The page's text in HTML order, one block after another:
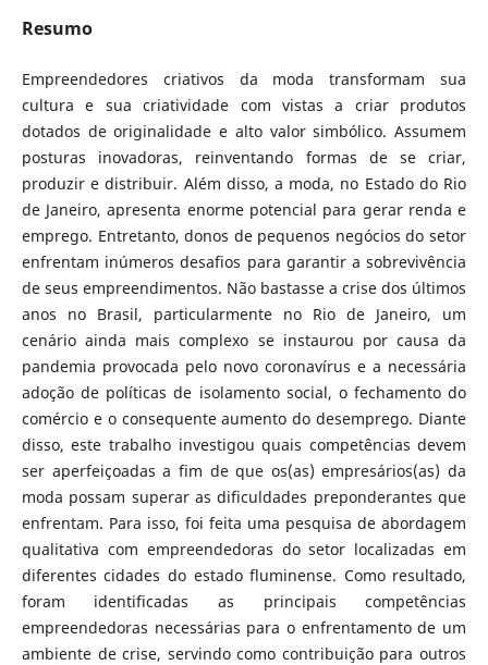
Resumo
Empreendedores criativos da moda transformam sua
cultura e sua criatividade com vistas a criar produtos
dotados de originalidade e alto valor simbólico. Assumem
posturas inovadoras, reinventando formas de se criar,
produzir e distribuir. Além disso, a moda, no Estado do Rio
de Janeiro, apresenta enorme potencial para gerar renda e
emprego. Entretanto, donos de pequenos negócios do setor
enfrentam inúmeros desafios para garantir a sobrevivência
de seus empreendimentos. Não bastasse a crise dos últimos
anos no Brasil, particularmente no Rio de Janeiro, um
cenário ainda mais complexo se instaurou por causa da
pandemia provocada pelo novo coronavírus e a necessária
adoção de políticas de isolamento social, o fechamento do
comércio e o consequente aumento do desemprego. Diante
disso, este trabalho investigou quais competências devem
ser aperfeiçoadas a fim de que os(as) empresários(as) da
moda possam superar as dificuldades preponderantes que
enfrentam. Para isso, foi feita uma pesquisa de abordagem
qualitativa com empreendedoras do setor localizadas em
diferentes cidades do estado fluminense. Como resultado,
foram identificadas as principais competências
empreendedoras necessárias para o enfrentamento de um
ambiente de crise, servindo como contribuição para outros